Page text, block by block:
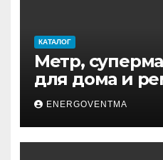
КАТАЛОГ
Метр,
для дома и
ENERGOVENTMA